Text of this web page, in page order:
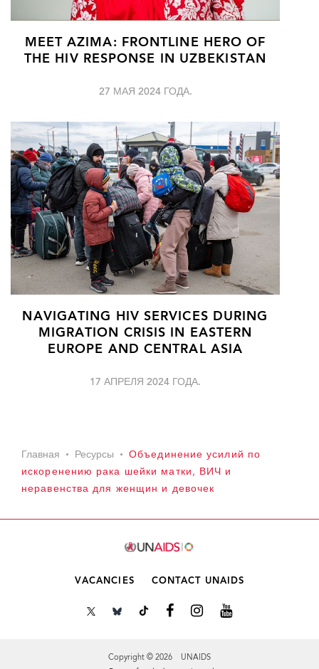
MEET AZIMA: FRONTLINE HERO OF
THE HIV RESPONSE IN UZBEKISTAN
27 МАЯ 2024 ГОДА.
NAVIGATING HIV SERVICES DURING
MIGRATION CRISIS IN EASTERN
EUROPE AND CENTRAL ASIA
17 АПРЕЛЯ 2024 ГОДА.
Главная Ресурсы
Объединение усилий по
искоренению рака шейки матки, ВИЧ и
неравенства для женщин и девочек
VACANCIES CONTACT UNAIDS
Copyright © 2026 UNAIDS